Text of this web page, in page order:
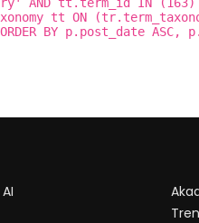
tt ON
BY p.post_date ASC,